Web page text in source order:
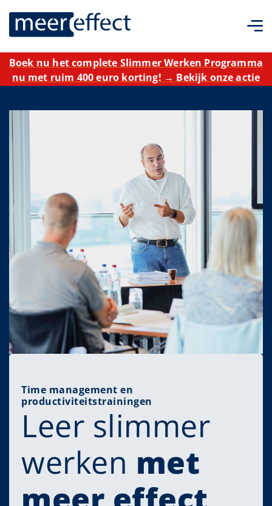
Boek nu het complete Slimmer Werken Programma
nu met ruim 400 euro korting! → Bekijk onze actie
Time management en
productiviteitstrainingen
Leer slimmer
werken met